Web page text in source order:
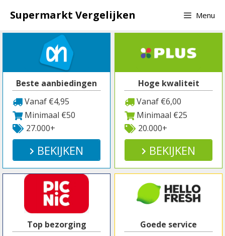
naar
inhoud
Supermarkt Vergelijken Menu
Beste aanbiedingen
Vanaf €4,95
Minimaal €50
27.000+
BEKIJKEN
Hoge kwaliteit
Vanaf €6,00
Minimaal €25
20.000+
BEKIJKEN
Top bezorging
Goede service